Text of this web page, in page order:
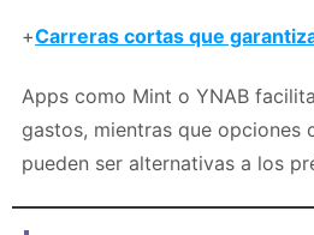
+Carreras cortas que
Apps como Mint o YNAB
gastos, mientras que opciones
pueden ser alternativas a los